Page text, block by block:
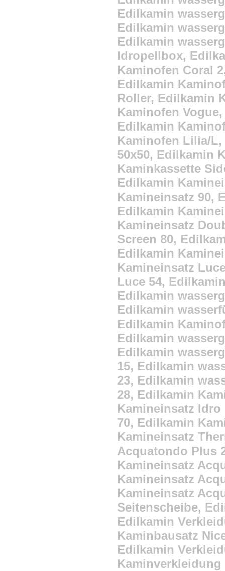
Edilkamin
Edilkamin
Edilkamin
Idropellbox,
Kaminofen Coral
Edilkamin
Roller, Edilkamin
Kaminofen
Edilkamin
Kaminofen Lilia/
50x50, Edilkamin
Kaminkassette
Edilkamin
Kamineinsatz 90,
Edilkamin
Kamineinsatz
Screen 80,
Edilkamin
Kamineinsatz
Luce 54,
Edilkamin
Edilkamin
Edilkamin
Edilkamin
Edilkamin
15, Edilkamin
23, Edilkamin
28, Edilkamin
Kamineinsatz
70, Edilkamin
Kamineinsatz
Acquatondo Plus
Kamineinsatz
Kamineinsatz
Kamineinsatz
Seitenscheibe,
Edilkamin
Kaminbausatz
Edilkamin
Kaminverkleidung